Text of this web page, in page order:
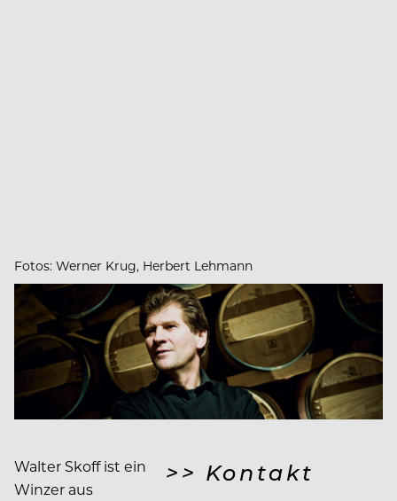
Fotos: Werner Krug, Herbert Lehmann
>> Kontakt
Walter Skoff ist ein
Winzer aus